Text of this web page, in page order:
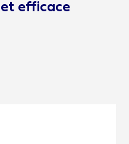
efficace